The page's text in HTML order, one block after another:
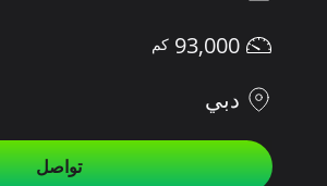
93,000
دبي
تواصل